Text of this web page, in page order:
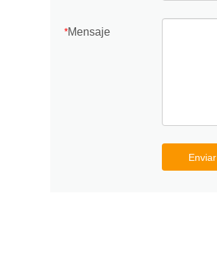
*Mensaje
Enviar